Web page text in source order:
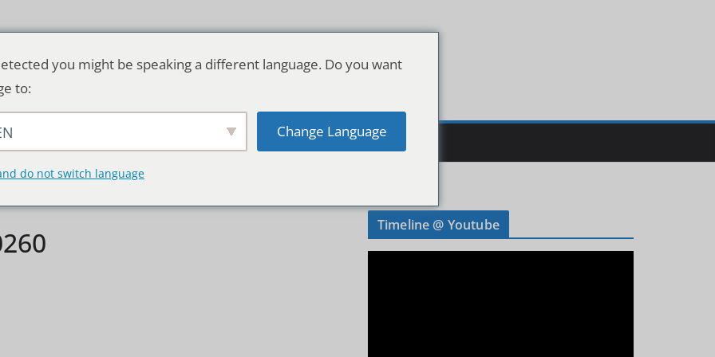
& WELT
Timeline @ Youtube
you might be speaking a different language. Do you want
to:
Change Language
do not switch language